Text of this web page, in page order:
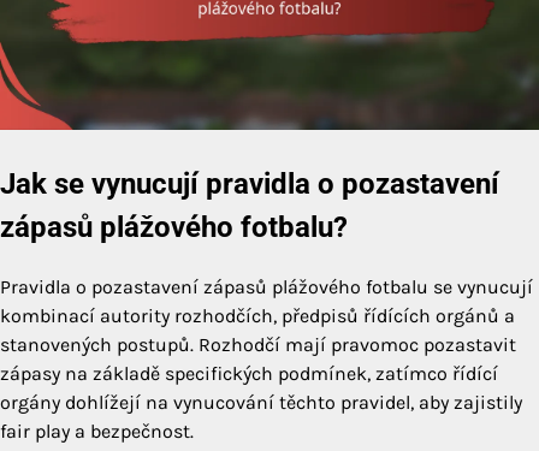
Jak se vynucují pravidla o pozastavení
zápasů plážového fotbalu?
Pravidla o pozastavení zápasů plážového fotbalu se vynucují
kombinací autority rozhodčích, předpisů řídících orgánů a
stanovených postupů. Rozhodčí mají pravomoc pozastavit
zápasy na základě specifických podmínek, zatímco řídící
orgány dohlížejí na vynucování těchto pravidel, aby zajistily
fair play a bezpečnost.